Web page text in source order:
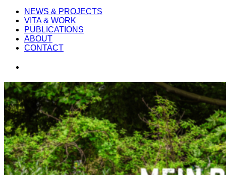
NEWS & PROJECTS
VITA & WORK
PUBLICATIONS
ABOUT
CONTACT